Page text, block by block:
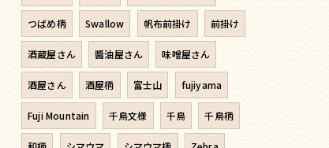
つばめ柄 Swallow 帆布前掛け 前掛け
酒蔵屋さん 醬油屋さん 味噌屋さん
酒屋さん 酒屋柄 富士山 fujiyama
Fuji Mountain 千鳥文様 千鳥 千鳥柄